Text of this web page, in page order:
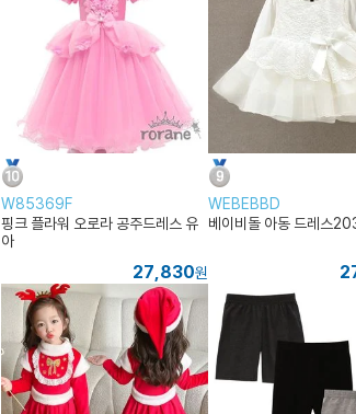
W85369F
핑크 플라워 오로라 공주드레스 유
아
27,830원
WEBEBBD
베이비돌 아동 드레스